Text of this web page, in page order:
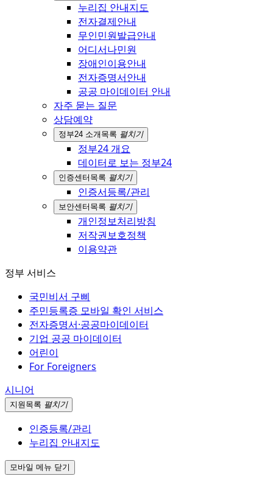
누리집 안내지도
전자결제안내
무인민원발급안내
어디서나민원
장애인이용안내
전자증명서안내
공공 마이데이터 안내
자주 묻는 질문
상담예약
정부24 소개 목록 펼치기
정부24 개요
데이터로 보는 정부24
인증센터 목록 펼치기
인증서등록/관리
보안센터 목록 펼치기
개인정보처리방침
저작권보호정책
이용약관
정부 서비스
국민비서 구삐
주민등록증 모바일 확인 서비스
전자증명서·공공마이데이터
기업 공공 마이데이터
어린이
For Foreigners
시니어
지원 목록 펼치기
인증등록/관리
누리집 안내지도
모바일 메뉴 닫기